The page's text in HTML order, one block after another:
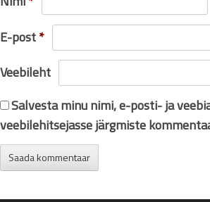
E-post*
Veebileht
Salvesta minu nimi, e-posti- ja
veebilehitsejasse järgmiste